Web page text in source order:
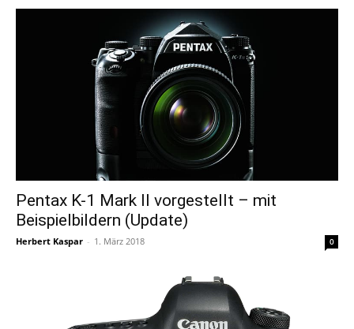
Pentax K-1 Mark II vorgestellt – mit
Beispielbildern (Update)
Herbert Kaspar - 1. März 2018 0